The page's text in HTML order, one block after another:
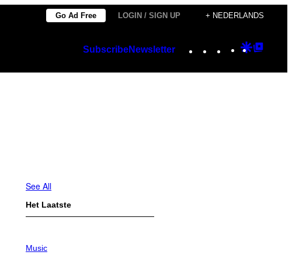
Go Ad Free LOGIN / SIGN UP + NEDERLANDS
SubscribeNewsletter Instagram
TikTok
YouTube
Google
See All
Het Laatste
H
Music